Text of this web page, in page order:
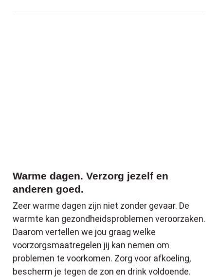
Warme dagen. Verzorg jezelf en
anderen goed.
Zeer warme dagen zijn niet zonder gevaar. De
warmte kan gezondheidsproblemen veroorzaken.
Daarom vertellen we jou graag welke
voorzorgsmaatregelen jij kan nemen om
problemen te voorkomen. Zorg voor afkoeling,
bescherm je tegen de zon en drink voldoende.